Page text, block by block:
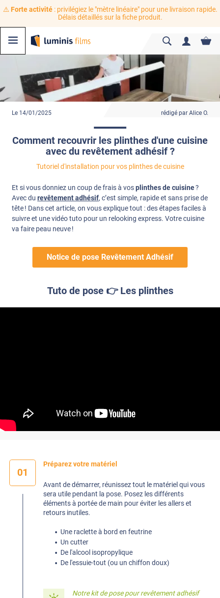
⚠️ Forte activité: privilégiez le "mètre linéaire" pour une livraison rapide.
Délais détaillés sur la fiche produit.
Le 14/01/2025 rédigé par Alice O.
Comment recouvrir les plinthes d'une cuisine
avec du revêtement adhésif ?
Tutoriel d'installation pour vos plinthes de cuisine
Et si vous donniez un coup de frais à vosplinthes de cuisine?
Avec du revêtement adhésif, c’est simple, rapide et sans prise de
tête ! Dans cet article, on vous explique tout : des étapes faciles à
suivre et une vidéo tuto pour un relooking express. Votre cuisine
va faire peau neuve !
Notice de pose Revêtement Adhésif
Tuto de pose 👉 Les plinthes
01
Préparez votre matériel
Avant de démarrer, réunissez tout le matériel qui vous
sera utile pendant la pose. Posez les différents
éléments à portée de main pour éviter les allers et
retours inutiles.
Une raclette à bord en feutrine
Un cutter
De l'alcool isopropylique
De l'essuie-tout (ou un chiffon doux)
Notrekit de pose pour revêtement adhésif